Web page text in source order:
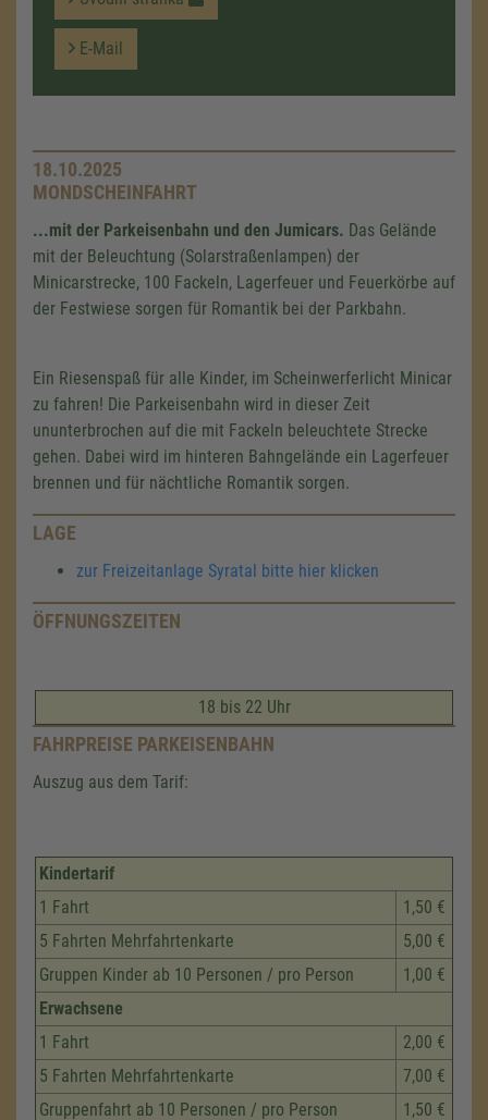
E-Mail
18.10.2025
MONDSCHEINFAHRT
...mit der Parkeisenbahn und den Jumicars. Das Gelände
mit der Beleuchtung (Solarstraßenlampen) der
Minicarstrecke, 100 Fackeln, Lagerfeuer und Feuerkörbe auf
der Festwiese sorgen für Romantik bei der Parkbahn.
Ein Riesenspaß für alle Kinder, im Scheinwerferlicht Minicar
zu fahren! Die Parkeisenbahn wird in dieser Zeit
ununterbrochen auf die mit Fackeln beleuchtete Strecke
gehen. Dabei wird im hinteren Bahngelände ein Lagerfeuer
brennen und für nächtliche Romantik sorgen.
LAGE
zur Freizeitanlage Syratal bitte hier klicken
ÖFFNUNGSZEITEN
18 bis 22 Uhr
FAHRPREISE PARKEISENBAHN
Auszug aus dem Tarif:
Kindertarif
1 Fahrt
1,50 €
5 Fahrten Mehrfahrtenkarte
5,00 €
Gruppen Kinder ab 10 Personen / pro Person
1,00 €
Erwachsene
1 Fahrt
2,00 €
5 Fahrten Mehrfahrtenkarte
7,00 €
Gruppenfahrt ab 10 Personen / pro Person
1,50 €